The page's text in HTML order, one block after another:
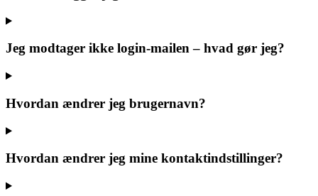
Jeg modtager ikke login-mailen – hvad gør jeg?
Hvordan ændrer jeg brugernavn?
Hvordan ændrer jeg mine kontaktindstillinger?